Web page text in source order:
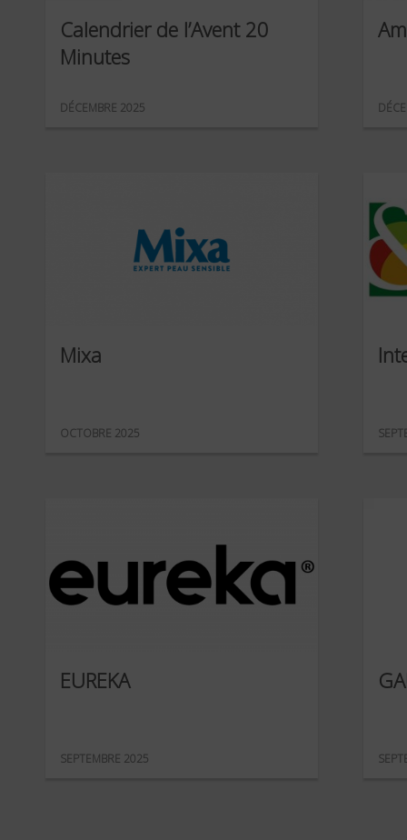
Calendrier de l’Avent 20
Minutes
DÉCEMBRE 2025
Mixa
OCTOBRE 2025
EUREKA
SEPTEMBRE 2025